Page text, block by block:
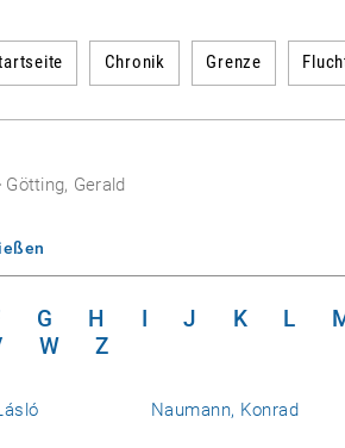
Chronik Grenze
Götting, Gerald
G H I J K L
W Z
Naumann, Konrad